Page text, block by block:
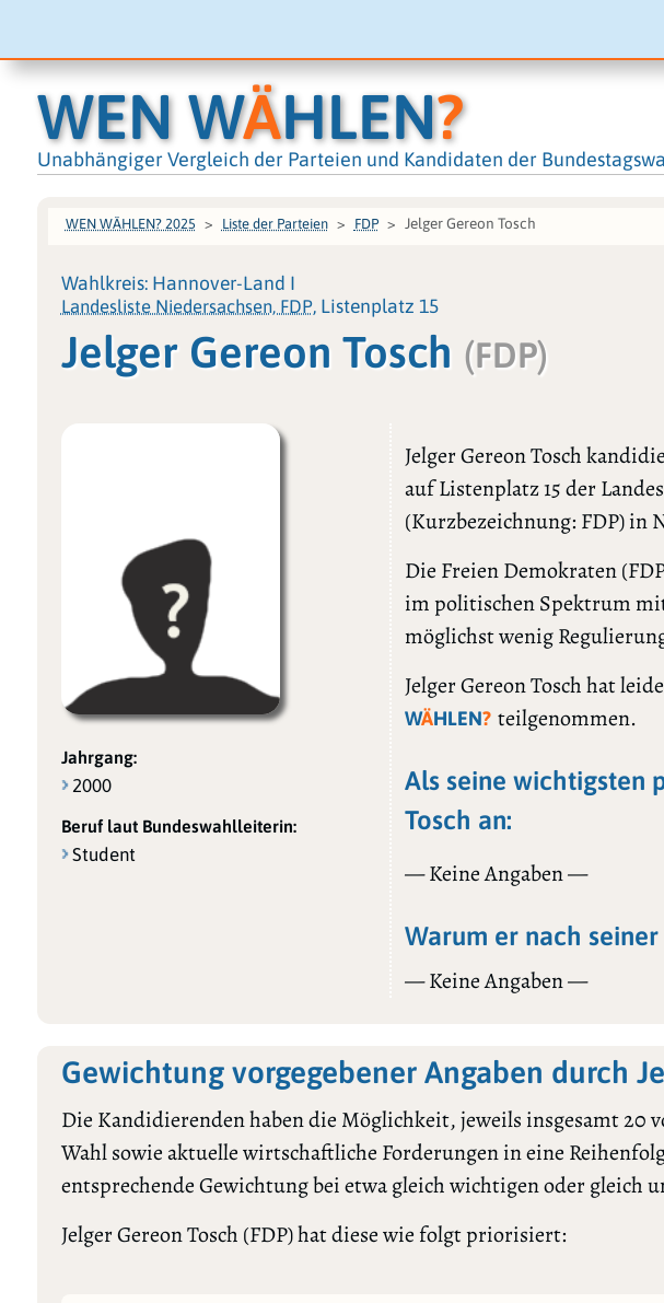
WEN WÄHLEN?
Unabhängiger Vergleich der Parteien und Kandidaten der
WEN WÄHLEN? 2025 Liste der Parteien FDP Jelger Gereon Tosch
Wahlkreis: Hannover-Land I
Landesliste Niedersachsen, FDP, Listenplatz 15
Jelger Gereon Tosch (FDP)
Jahrgang:
2000
Beruf laut Bundeswahlleiterin:
Student
Jelger Gereon Tosch
auf Listenplatz 15 der
(Kurzbezeichnung: FDP) in
Die Freien Demokraten
im politischen Spektrum
möglichst wenig
Jelger Gereon Tosch hat
WÄHLEN? teilgenommen.
Als seine wichtigsten
Tosch an:
— Keine Angaben —
Warum er nach
— Keine Angaben —
Gewichtung vorgegebener Angaben durch
Die Kandidierenden haben die Möglichkeit, jeweils insgesamt 20
Wahl sowie aktuelle wirtschaftliche Forderungen in eine
entsprechende Gewichtung bei etwa gleich wichtigen oder gleich
Jelger Gereon Tosch (FDP) hat diese wie folgt priorisiert: